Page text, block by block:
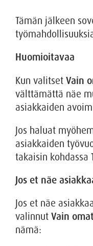
Tämän jälkeen
Huomioitavaa
Kun valitset Vain
välttämättä näe
asiakkaiden
Jos haluat
asiakkaiden
takaisin kohdassa
Jos et näe
Jos et näe
valinnut Vain
nämä: